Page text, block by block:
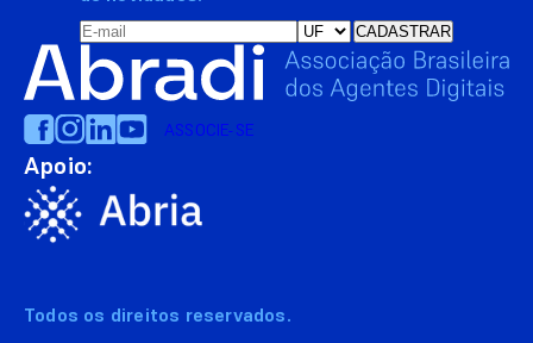
ASSOCIE-SE
Apoio:
Todos os direitos reservados.